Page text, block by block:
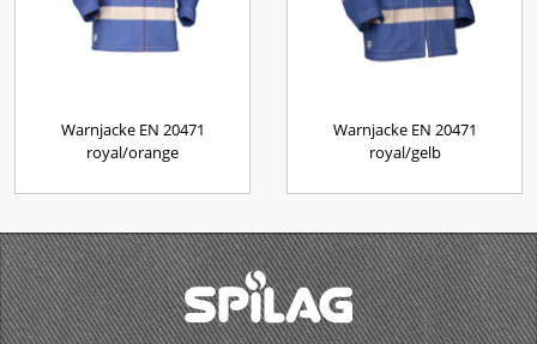
Warnjacke EN 20471
royal/orange
Warnjacke EN 20471
royal/gelb